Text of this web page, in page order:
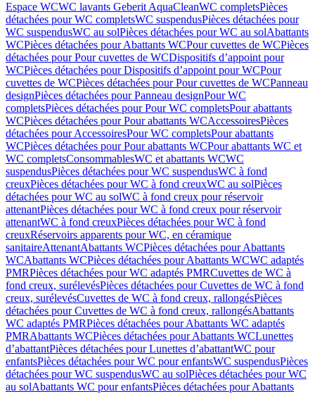
Espace WCWC lavants Geberit AquaCleanWC completsPièces
détachées pour WC completsWC suspendusPièces détachées pour
WC suspendusWC au solPièces détachées pour WC au solAbattants
WCPièces détachées pour Abattants WCPour cuvettes de WCPièces
détachées pour Pour cuvettes de WCDispositifs d’appoint pour
WCPièces détachées pour Dispositifs d’appoint pour WCPour
cuvettes de WCPièces détachées pour Pour cuvettes de WCPanneau
designPièces détachées pour Panneau designPour WC
completsPièces détachées pour Pour WC completsPour abattants
WCPièces détachées pour Pour abattants WCAccessoiresPièces
détachées pour AccessoiresPour WC completsPour abattants
WCPièces détachées pour Pour abattants WCPour abattants WC et
WC completsConsommablesWC et abattants WCWC
suspendusPièces détachées pour WC suspendusWC à fond
creuxPièces détachées pour WC à fond creuxWC au solPièces
détachées pour WC au solWC à fond creux pour réservoir
attenantPièces détachées pour WC à fond creux pour réservoir
attenantWC à fond creuxPièces détachées pour WC à fond
creuxRéservoirs apparents pour WC, en céramique
sanitaireAttenantAbattants WCPièces détachées pour Abattants
WCAbattants WCPièces détachées pour Abattants WCWC adaptés
PMRPièces détachées pour WC adaptés PMRCuvettes de WC à
fond creux, surélevésPièces détachées pour Cuvettes de WC à fond
creux, surélevésCuvettes de WC à fond creux, rallongésPièces
détachées pour Cuvettes de WC à fond creux, rallongésAbattants
WC adaptés PMRPièces détachées pour Abattants WC adaptés
PMRAbattants WCPièces détachées pour Abattants WCLunettes
d’abattantPièces détachées pour Lunettes d’abattantWC pour
enfantsPièces détachées pour WC pour enfantsWC suspendusPièces
détachées pour WC suspendusWC au solPièces détachées pour WC
au solAbattants WC pour enfantsPièces détachées pour Abattants